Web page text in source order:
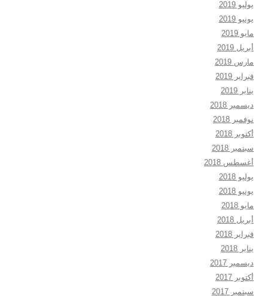
يوليو 2019
يونيو 2019
مايو 2019
أبريل 2019
مارس 2019
فبراير 2019
يناير 2019
ديسمبر 2018
نوفمبر 2018
أكتوبر 2018
سبتمبر 2018
أغسطس 2018
يوليو 2018
يونيو 2018
مايو 2018
أبريل 2018
فبراير 2018
يناير 2018
ديسمبر 2017
أكتوبر 2017
سبتمبر 2017